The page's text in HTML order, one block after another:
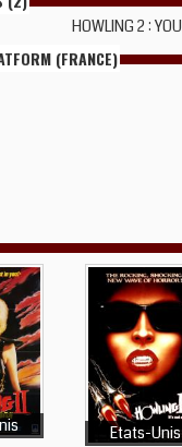
HOWLING 2 :
(FRANCE)
Etats-Unis